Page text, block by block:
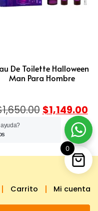
De Toilette Halloween
Man Para Hombre
1,650.00 $1,149.00
Carrito Mi cuenta
0